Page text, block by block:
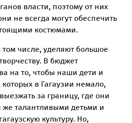
власти, поэтому от них
не всегда могут обеспечить
костюмами.
числе, уделяют большое
В бюджет
на то, чтобы наши дети и
в Гагаузии немало,
за границу, где они
же талантливыми детьми и
культуру. Но,